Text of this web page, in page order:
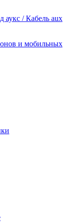
аукс / Кабель aux
и мобильных